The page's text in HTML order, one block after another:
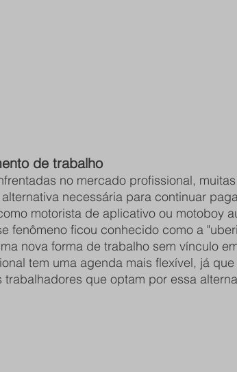
de trabalho
no mercado profissional,
necessária para continuar
motorista de aplicativo ou motoboy
fenômeno ficou conhecido como a
nova forma de trabalho sem vínculo
tem uma agenda mais flexível, já
trabalhadores que optam por essa